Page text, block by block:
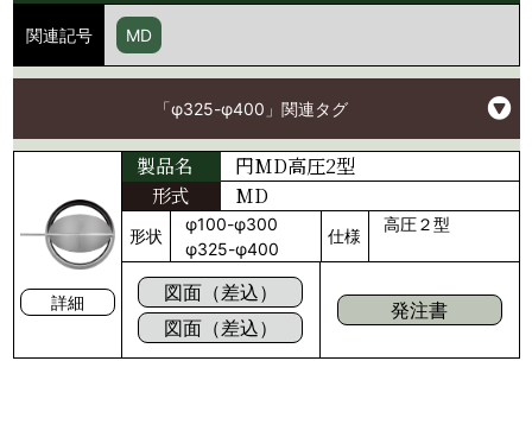
関連記号 MD
「φ325-φ400」関連タグ
詳細
製品名
円MD高圧2型
形式
MD
形状
φ100-φ300
φ325-φ400
仕様
高圧２型
図面（差込）
図面（差込）
発注書